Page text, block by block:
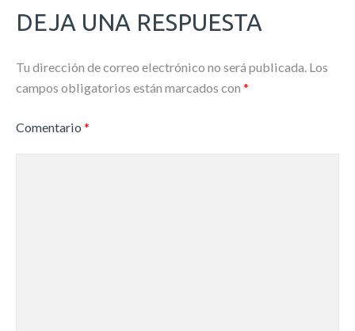
DEJA UNA RESPUESTA
Tu dirección de correo electrónico no será publicada. Los
campos obligatorios están marcados con *
Comentario *